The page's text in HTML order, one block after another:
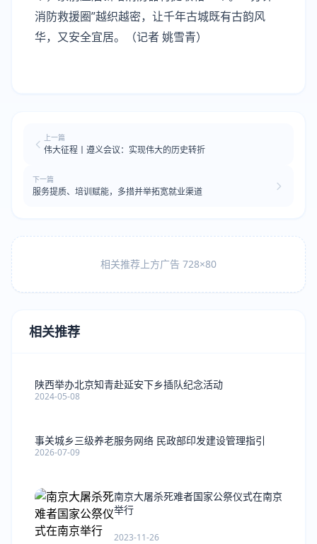
消防救援圈”越织越密，让千年古城既有古韵风
华，又安全宜居。（记者 姚雪青）
上一篇
伟大征程丨遵义会议：实现伟大的历史转折
下一篇
服务提质、培训赋能，多措并举拓宽就业渠道
相关推荐上方广告 728×80
相关推荐
陕西举办北京知青赴延安下乡插队纪念活动
2024-05-08
事关城乡三级养老服务网络 民政部印发建设管理指引
2026-07-09
南京大屠杀死难者国家公祭仪式在南京
举行
2023-11-26